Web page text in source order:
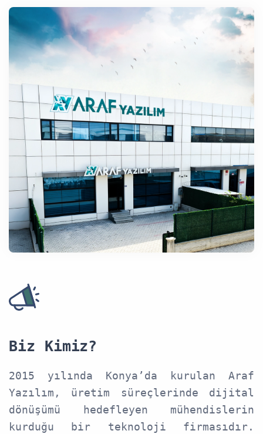
Biz Kimiz?
2015 yılında Konya’da kurulan Araf
Yazılım, üretim süreçlerinde dijital
dönüşümü hedefleyen mühendislerin
kurduğu bir teknoloji firmasıdır.